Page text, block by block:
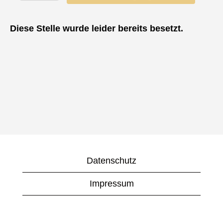
Diese Stelle wurde leider bereits besetzt.
Datenschutz
Impressum